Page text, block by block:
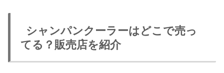
シャンパンクーラーはどこで売っ
てる？販売店を紹介